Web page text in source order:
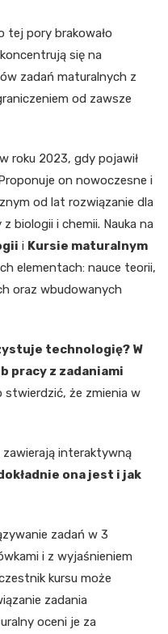
tej pory brakowało
się na
zadań maturalnych z
od zawsze
roku 2023, gdy pojawił
on nowoczesne i
od lat rozwiązanie dla
biologii i chemii. Nauka na
i Kursie maturalnym
elementach: nauce teorii,
oraz wbudowanych
technologię? W
pracy z zadaniami
stwierdzić, że zmienia w
zawierają interaktywną
ona jest i jak
zadań w 3
i z wyjaśnieniem
kursu może
zadania
oceni je za